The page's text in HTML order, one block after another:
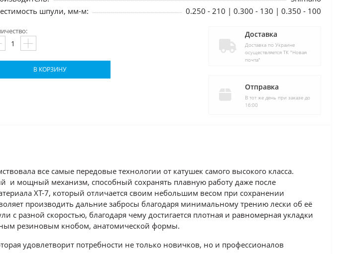
шпули, мм-м:
0.250 - 210 | 0.300 - 130 | 0.350 - 100
В КОРЗИНУ
Доставка
Доставка по Украине
осуществляется ТК "Новая
почта"
Отправка
В тот же день при заказе до
16:00
все самые передовые технологии от катушек самого высокого класса.
и мощный механизм, способный сохранять плавную работу даже после
XT-7, который отличается своим небольшим весом при сохранении
производить дальние забросы благодаря минимальному трению лески об её
разной скоростью, благодаря чему достигается плотная и равномерная укладки
резиновым кнобом, анатомической формы.
удовлетворит потребности не только новичков, но и профессионалов